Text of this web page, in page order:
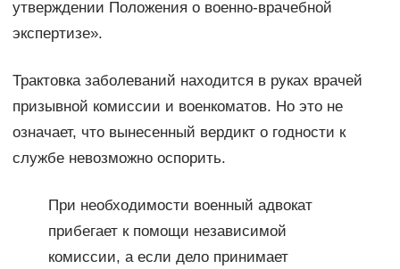
утверждении Положения о военно-врачебной
экспертизе».
Трактовка заболеваний находится в руках врачей
призывной комиссии и военкоматов. Но это не
означает, что вынесенный вердикт о годности к
службе невозможно оспорить.
При необходимости военный адвокат
прибегает к помощи независимой
комиссии, а если дело принимает